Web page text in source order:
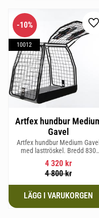
Artfex hundbur
Gavel
Artfex hundbur Medium
med lasttröskel. Bredd 830
mm, Höjd 675 mm, Djup 495
mm och Vikt 20,1 kg.
4 320kr
4 800kr
10%
10012